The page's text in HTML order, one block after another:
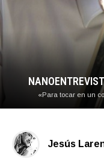
«Para tocar en un
Jesús